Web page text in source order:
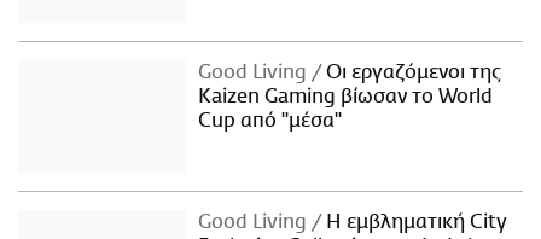
Good Living
Οι εργαζόμενοι της
Kaizen Gaming βίωσαν το World
Cup από "μέσα"
Good Living
Η εμβληματική City